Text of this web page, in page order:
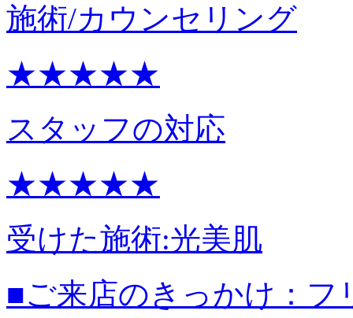
施術/カウンセリング
★★★★★
スタッフの対応
★★★★★
受けた施術:光美肌
■ご来店のきっかけ： フ